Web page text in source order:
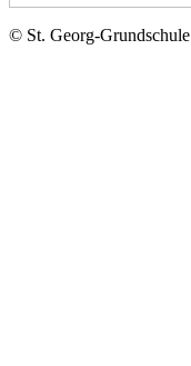
© St. Georg-Grundschule